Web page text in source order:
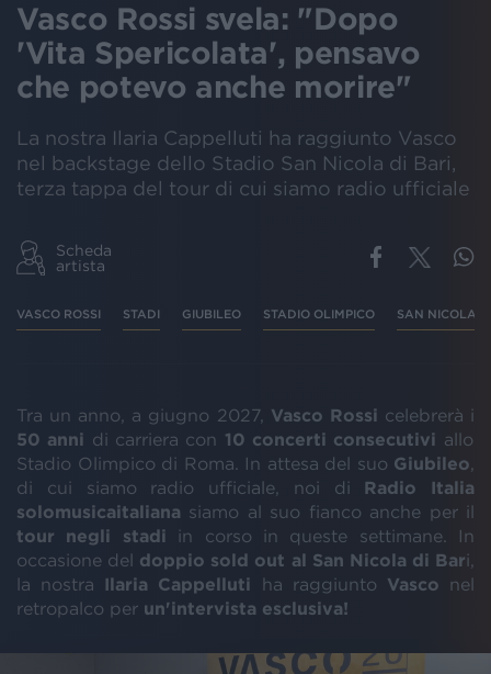
Vasco Rossi svela: "Dopo
'Vita Spericolata', pensavo
che potevo anche morire"
La nostra Ilaria Cappelluti ha raggiunto Vasco
nel backstage dello Stadio San Nicola di Bari,
terza tappa del tour di cui siamo radio ufficiale
Scheda
artista
VASCO ROSSI STADI GIUBILEO STADIO OLIMPICO SAN NICOLA
Tra un anno, a giugno 2027, Vasco Rossi
celebrerà i
50 anni di carriera con 10 concerti consecutivi allo
Stadio Olimpico di Roma. In attesa del suo Giubileo
di cui siamo radio ufficiale, noi di Radio Italia
solomusicaitaliana siamo al suo fianco anche per il
tour negli stadi
in corso in queste settimane. In
occasione del doppio sold out al San Nicola di Bari,
la nostra Ilaria Cappelluti ha raggiunto Vasco nel
retropalco per un'intervista esclusiva!